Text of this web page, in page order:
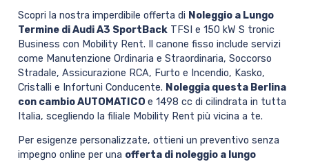
Scopri la nostra imperdibile offerta di Noleggio a Lungo
Termine di Audi A3 SportBackTFSI e 150 kW S tronic
Business con Mobility Rent. Il canone fisso include servizi
come Manutenzione Ordinaria e Straordinaria, Soccorso
Stradale, Assicurazione RCA, Furto e Incendio, Kasko,
Cristalli e Infortuni Conducente. Noleggia questa Berlina
con cambio AUTOMATICO e 1498 cc di cilindrata in tutta
Italia, scegliendo la filiale Mobility Rent più vicina a te.
Per esigenze personalizzate, ottieni un preventivo senza
impegno online per una offerta di noleggio a lungo